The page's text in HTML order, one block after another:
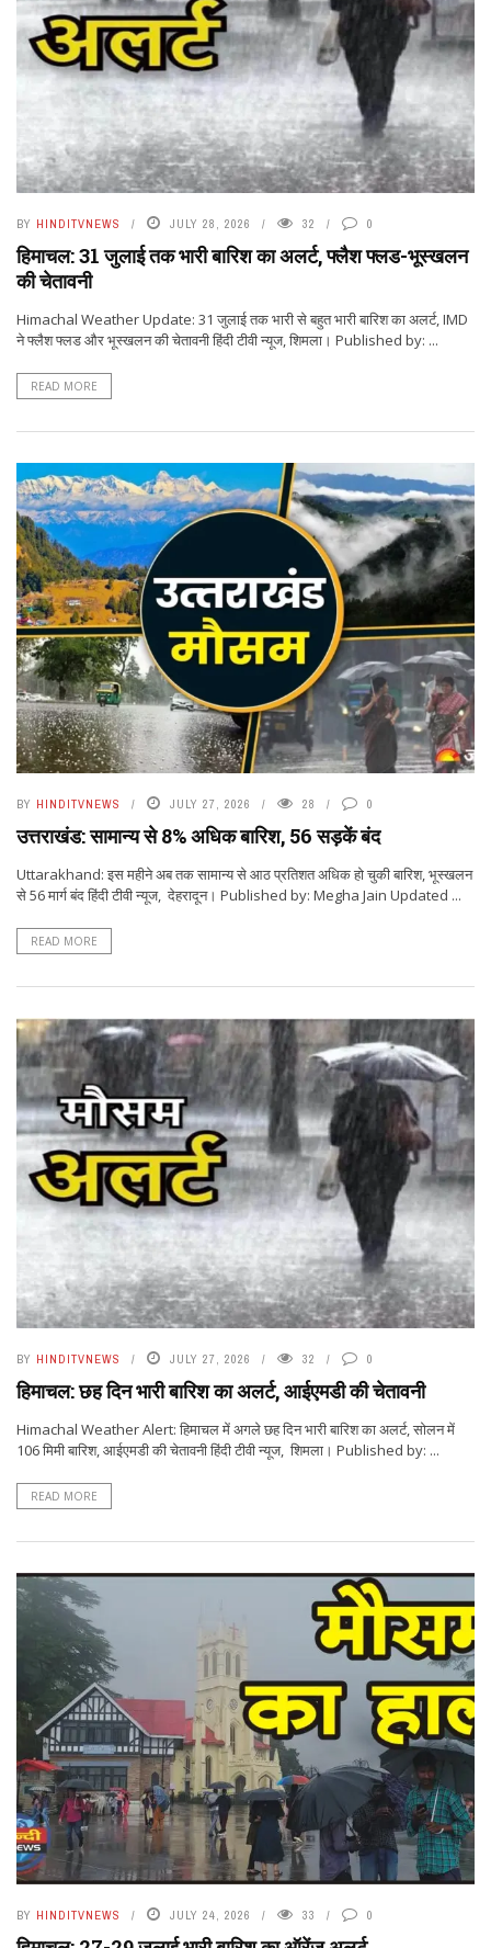
BY HINDITVNEWS JULY 28, 2026 32 0
हिमाचल: 31 जुलाई तक भारी बारिश का अलर्ट, फ्लैश फ्लड-भूस्खलन
की चेतावनी
Himachal Weather Update: 31 जुलाई तक भारी से बहुत भारी बारिश का अलर्ट, IMD
ने फ्लैश फ्लड और भूस्खलन की चेतावनी हिंदी टीवी न्यूज, शिमला। Published by: ...
READ MORE
BY HINDITVNEWS JULY 27, 2026 28 0
उत्तराखंड: सामान्य से 8% अधिक बारिश, 56 सड़कें बंद
Uttarakhand: इस महीने अब तक सामान्य से आठ प्रतिशत अधिक हो चुकी बारिश, भूस्खलन
से 56 मार्ग बंद हिंदी टीवी न्यूज, देहरादून। Published by: Megha Jain Updated ...
READ MORE
BY HINDITVNEWS JULY 27, 2026 32 0
हिमाचल: छह दिन भारी बारिश का अलर्ट, आईएमडी की चेतावनी
Himachal Weather Alert: हिमाचल में अगले छह दिन भारी बारिश का अलर्ट, सोलन में
106 मिमी बारिश, आईएमडी की चेतावनी हिंदी टीवी न्यूज, शिमला। Published by: ...
READ MORE
BY HINDITVNEWS JULY 24, 2026 33 0